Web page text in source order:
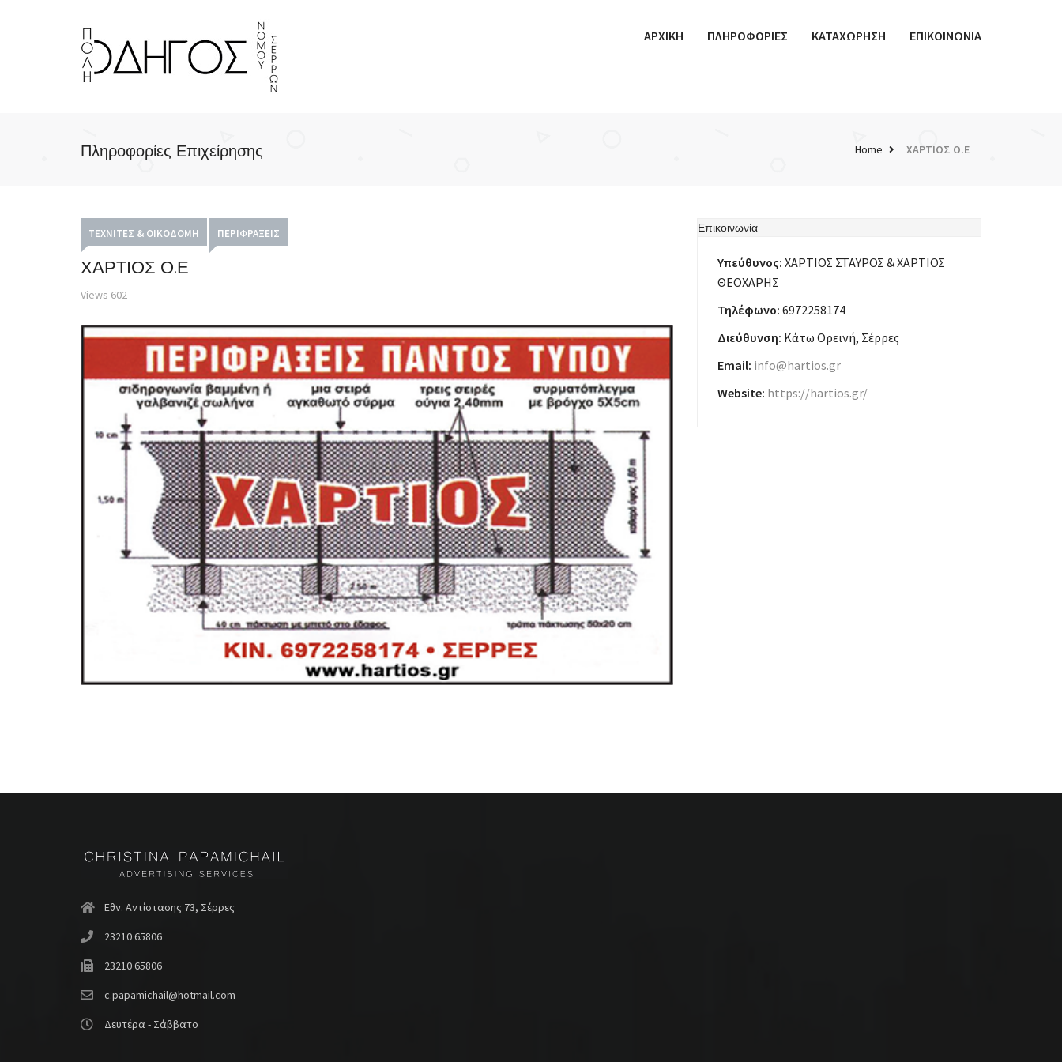
ΑΡΧΙΚΗ ΠΛΗΡΟΦΟΡΙΕΣ ΚΑΤΑΧΩΡΗΣΗ ΕΠΙΚΟΙΝΩΝΙΑ
Πληροφορίες Επιχείρησης Home ΧΑΡΤΙΟΣ Ο.Ε
ΤΕΧΝΊΤΕΣ & ΟΙΚΟΔΟΜΉ ΠΕΡΙΦΡΆΞΕΙΣ
ΧΑΡΤΙΟΣ Ο.Ε
Views 602
Επικοινωνία
Υπεύθυνος: ΧΑΡΤΙΟΣ ΣΤΑΥΡΟΣ & ΧΑΡΤΙΟΣ
ΘΕΟΧΑΡΗΣ
Τηλέφωνο: 6972258174
Διεύθυνση: Κάτω Ορεινή, Σέρρες
Email: info@hartios.gr
Website: https://hartios.gr/
Εθν. Αντίστασης 73, Σέρρες
23210 65806
23210 65806
c.papamichail@hotmail.com
Δευτέρα - Σάββατο